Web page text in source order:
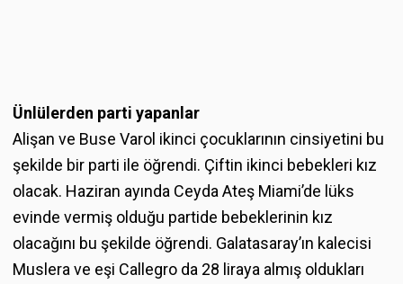
Ünlülerden parti yapanlar
Alişan ve Buse Varol ikinci çocuklarının cinsiyetini bu
şekilde bir parti ile öğrendi. Çiftin ikinci bebekleri kız
olacak. Haziran ayında Ceyda Ateş Miami’de lüks
evinde vermiş olduğu partide bebeklerinin kız
olacağını bu şekilde öğrendi. Galatasaray’ın kalecisi
Muslera ve eşi Callegro da 28 liraya almış oldukları